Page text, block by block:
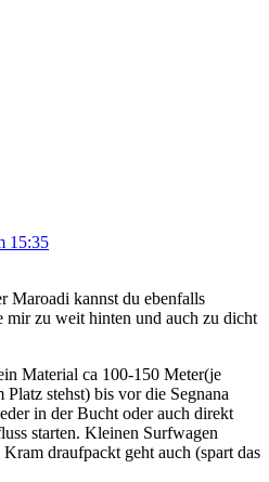
15:35
Maroadi kannst du ebenfalls
mir zu weit hinten und auch zu dicht
Material ca 100-150 Meter(je
stehst) bis vor die Segnana
in der Bucht oder auch direkt
starten. Kleinen Surfwagen
draufpackt geht auch (spart das